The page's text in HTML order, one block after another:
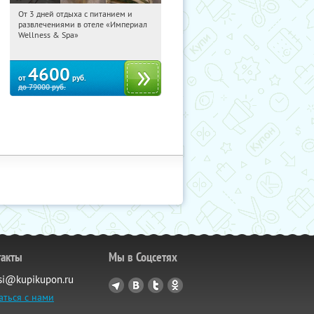
06:06:23 Купили:
Калужская обл., г. Обнинск, Киевское
От 3 дней отдыха с питанием и
развлечениями в отеле «Империал
Wellness & Spa»
от 4600 руб.
до79000руб.
с нами
Мы в Соцсетях